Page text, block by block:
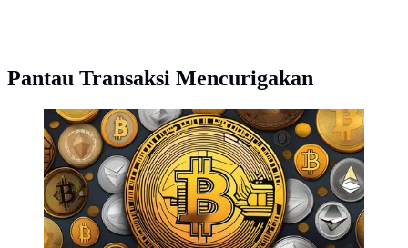
Pantau Transaksi Mencurigakan
Ilustrasi Kripto. (Foto By AI)